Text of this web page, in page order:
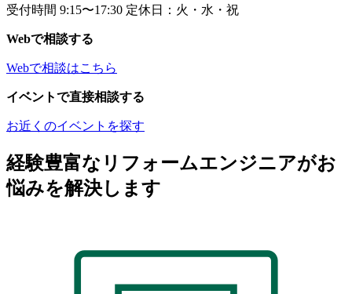
受付時間 9:15〜17:30 定休日：火・水・祝
Webで相談する
Webで相談はこちら
イベントで直接相談する
お近くのイベントを探す
経験豊富なリフォームエンジニアがお
悩みを解決します